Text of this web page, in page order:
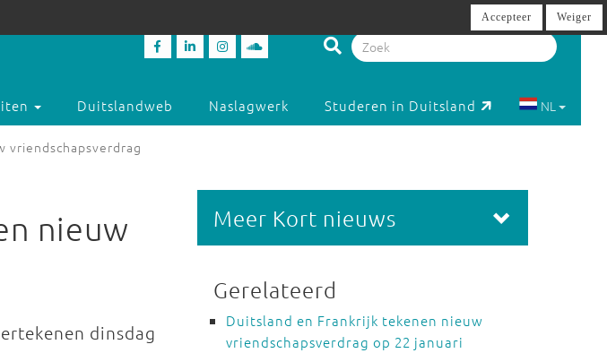
Duitslandweb Naslagwerk Studeren in Duitsland NL
vriendschapsverdrag
nieuw
dinsdag
Meer Kort nieuws
Gerelateerd
Duitsland en Frankrijk tekenen nieuw
vriendschapsverdrag op 22 januari
Accepteer Weiger